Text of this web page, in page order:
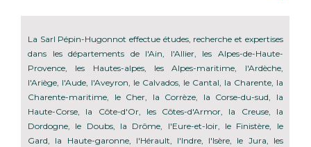
La Sarl Pépin-Hugonnot effectue études, recherche et expertises
dans les départements de l'Ain, l'Allier, les Alpes-de-Haute-
Provence, les Hautes-alpes, les Alpes-maritime, l'Ardèche,
l'Ariège, l'Aude, l'Aveyron, le Calvados, le Cantal, la Charente, la
Charente-maritime, le Cher, la Corrèze, la Corse-du-sud, la
Haute-Corse, la Côte-d'Or, les Côtes-d'Armor, la Creuse, la
Dordogne, le Doubs, la Drôme, l'Eure-et-loir, le Finistère, le
Gard, la Haute-garonne, l'Hérault, l'Indre, l'Isère, le Jura, les